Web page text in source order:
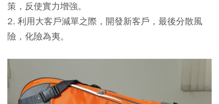
策，反使實力增強。
2. 利用大客戶減單之際，開發新客戶，最後分散風
險，化險為夷。